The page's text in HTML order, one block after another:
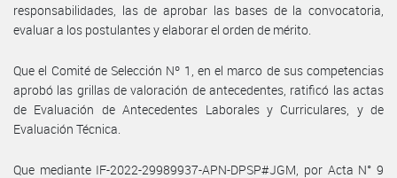
responsabilidades, las de aprobar las bases de la convocatoria,
evaluar a los postulantes y elaborar el orden de mérito.
Que el Comité de Selección Nº 1, en el marco de sus competencias
aprobó las grillas de valoración de antecedentes, ratificó las actas
de Evaluación de Antecedentes Laborales y Curriculares, y de
Evaluación Técnica.
Que mediante IF-2022-29989937-APN-DPSP#JGM, por Acta N° 9